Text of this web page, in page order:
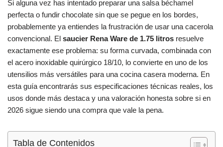
c
e
b
o
o
k
at
s
A
p
p
m
p
ar
tir
Si alguna vez has intentado preparar una salsa béchamel
perfecta o fundir chocolate sin que se pegue en los bordes,
probablemente ya entiendes la frustración de usar una cacerola
convencional. El saucier Rena Ware de 1.75 litros resuelve
exactamente ese problema: su forma curvada, combinada con
el acero inoxidable quirúrgico 18/10, lo convierte en uno de los
utensilios más versátiles para una cocina casera moderna. En
esta guía encontrarás sus especificaciones técnicas reales, los
usos donde más destaca y una valoración honesta sobre si en
2026 sigue siendo una compra que vale la pena.
Tabla de Contenidos